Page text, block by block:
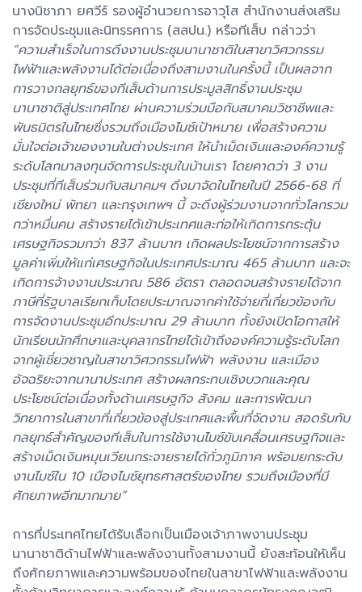
นางนิชาภา ยศวีร์ รองผู้อำนวยการอาวุโส สำนักงานส่งเสริม
การจัดประชุมและนิทรรศการ (สสปน.) หรือทีเส็บ กล่าวว่า
“ความสำเร็จในการดึงงานประชุมนานาชาติในสาขาวิศวกรรม
ไฟฟ้าและพลังงานได้ต่อเนื่องถึงสามงานในครั้งนี้ เป็นผลจาก
การวางกลยุทธ์ของทีเส็บด้านการประมูลสิทธิ์งานประชุม
นานาชาติสู่ประเทศไทย ผ่านความร่วมมือกับสมาคมวิชาชีพและ
พันธมิตรในไทยซึ่งรวมถึงเมืองไมซ์เป้าหมาย เพื่อสร้างความ
มั่นใจต่อเจ้าของงานในต่างประเทศ ให้นำเม็ดเงินและองค์ความรู้
ระดับโลกมาลงทุนจัดการประชุมในบ้านเรา โดยคาดว่า 3 งาน
ประชุมที่ทีเส็บร่วมกับสมาคมฯ ดึงมาจัดในไทยในปี 2566-68 ที่
เชียงใหม่ พัทยา และกรุงเทพฯ นี้ จะดึงผู้ร่วมงานจากทั่วโลกรวม
กว่าหมื่นคน สร้างรายได้เข้าประเทศและก่อให้เกิดการกระตุ้น
เศรษฐกิจรวมกว่า 837 ล้านบาท เกิดผลประโยชน์จากการสร้าง
มูลค่าเพิ่มให้แก่เศรษฐกิจในประเทศประมาณ 465 ล้านบาท และจะ
เกิดการจ้างงานประมาณ 586 อัตรา ตลอดจนสร้างรายได้จาก
ภาษีที่รัฐบาลเรียกเก็บโดยประมาณจากค่าใช้จ่ายที่เกี่ยวข้องกับ
การจัดงานประชุมอีกประมาณ 29 ล้านบาท ทั้งยังเปิดโอกาสให้
นักเรียนนักศึกษาและบุคลากรไทยได้เข้าถึงองค์ความรู้ระดับโลก
จากผู้เชี่ยวชาญในสาขาวิศวกรรมไฟฟ้า พลังงาน และเมือง
อัจฉริยะจากนานาประเทศ สร้างผลกระทบเชิงบวกและคุณ
ประโยชน์ต่อเนื่องทั้งด้านเศรษฐกิจ สังคม และการพัฒนา
วิทยาการในสาขาที่เกี่ยวข้องสู่ประเทศและพื้นที่จัดงาน สอดรับกับ
กลยุทธ์สำคัญของทีเส็บในการใช้งานไมซ์ขับเคลื่อนเศรษฐกิจและ
สร้างเม็ดเงินหมุนเวียนกระจายรายได้ทั่วภูมิภาค พร้อมยกระดับ
งานไมซ์ใน 10 เมืองไมซ์ยุทธศาสตร์ของไทย รวมถึงเมืองที่มี
ศักยภาพอีกมากมาย”
การที่ประเทศไทยได้รับเลือกเป็นเมืองเจ้าภาพงานประชุม
นานาชาติด้านไฟฟ้าและพลังงานทั้งสามงานนี้ ยังสะท้อนให้เห็น
ถึงศักยภาพและความพร้อมของไทยในสาขาไฟฟ้าและพลังงาน